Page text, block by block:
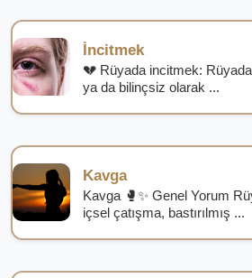
İncitmek
💔 Rüyada incitmek:
ya da bilinçsiz olarak ...
Kavga
Kavga 🥊✨ Genel Yorum
içsel çatışma, bastırılmış ...